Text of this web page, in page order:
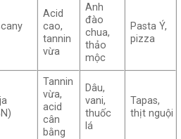
Acid
cao,
tannin
vừa
Anh
đào
chua,
thảo
mộc
Pasta Ý,
pizza
Tannin
vừa,
acid
cân
bằng
Dâu,
vani,
thuốc
lá
Tapas,
thịt nguội